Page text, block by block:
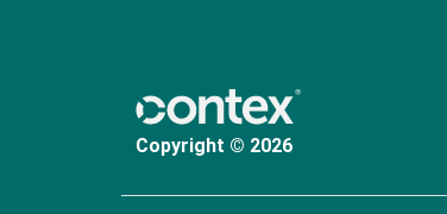
Copyright © 2026